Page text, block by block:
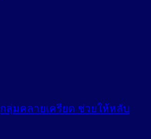
กลุ่มคลายเครียด ช่วยให้หลับ